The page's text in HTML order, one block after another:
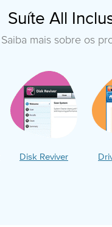
Suíte All
Saiba mais sobre os
Disk Reviver